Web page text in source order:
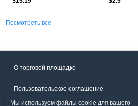
Посмотреть все
О торговой площадке
Пользовательское соглашение
Мы используем файлы cookie для вашего